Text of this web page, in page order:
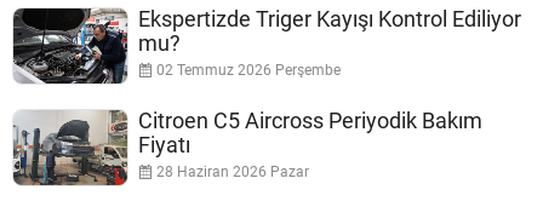
Ekspertizde Triger Kayışı Kontrol Ediliyor
mu?
02 Temmuz 2026 Perşembe
Citroen C5 Aircross Periyodik Bakım
Fiyatı
28 Haziran 2026 Pazar